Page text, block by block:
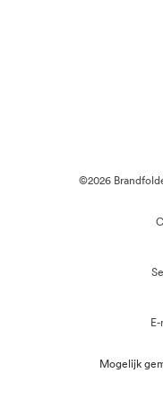
©2026
Mogelijk